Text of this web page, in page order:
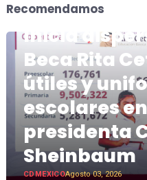
Recomendamos
Inicia
Beca Rita
útiles y
escolares
presidenta
Sheinbaum
CDMEXICOAgosto 03, 2026